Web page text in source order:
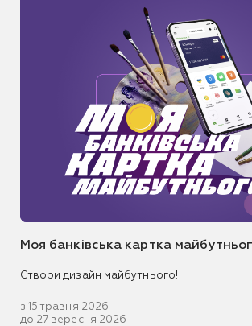
Моя банківська картка
Створи дизайн майбутнього!
з 15 травня 2026
до 27 вересня 2026